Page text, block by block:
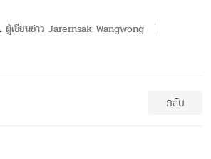
ผู้เขียนข่าว Jarernsak Wangwong
กลับ